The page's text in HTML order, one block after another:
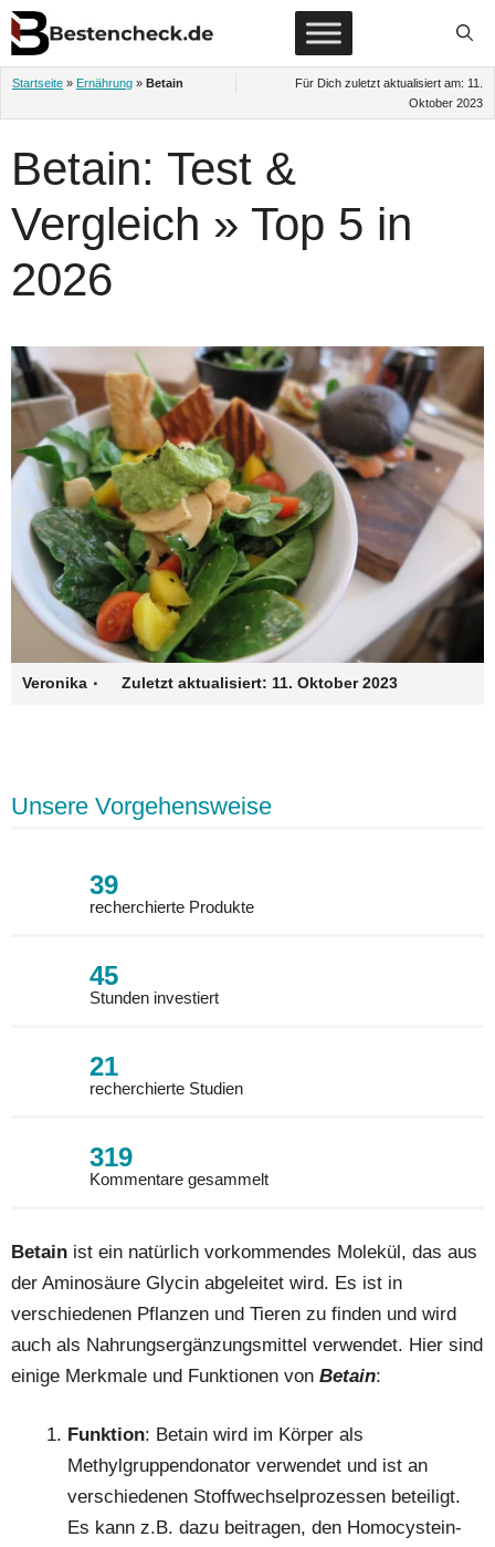
Zum
Inhalt
springen
Startseite » Ernährung » Betain Für Dich zuletzt aktualisiert am: 11.
Oktober 2023
Betain: Test &
Vergleich » Top 5 in
2026
Veronika · Zuletzt aktualisiert: 11. Oktober 2023
Unsere Vorgehensweise
39
recherchierte Produkte
45
Stunden investiert
21
recherchierte Studien
319
Kommentare gesammelt
Betain ist ein natürlich vorkommendes Molekül, das aus
der Aminosäure Glycin abgeleitet wird. Es ist in
verschiedenen Pflanzen und Tieren zu finden und wird
auch als Nahrungsergänzungsmittel verwendet. Hier sind
einige Merkmale und Funktionen von Betain:
Funktion: Betain wird im Körper als
Methylgruppendonator verwendet und ist an
verschiedenen Stoffwechselprozessen beteiligt.
Es kann z.B. dazu beitragen, den Homocystein-